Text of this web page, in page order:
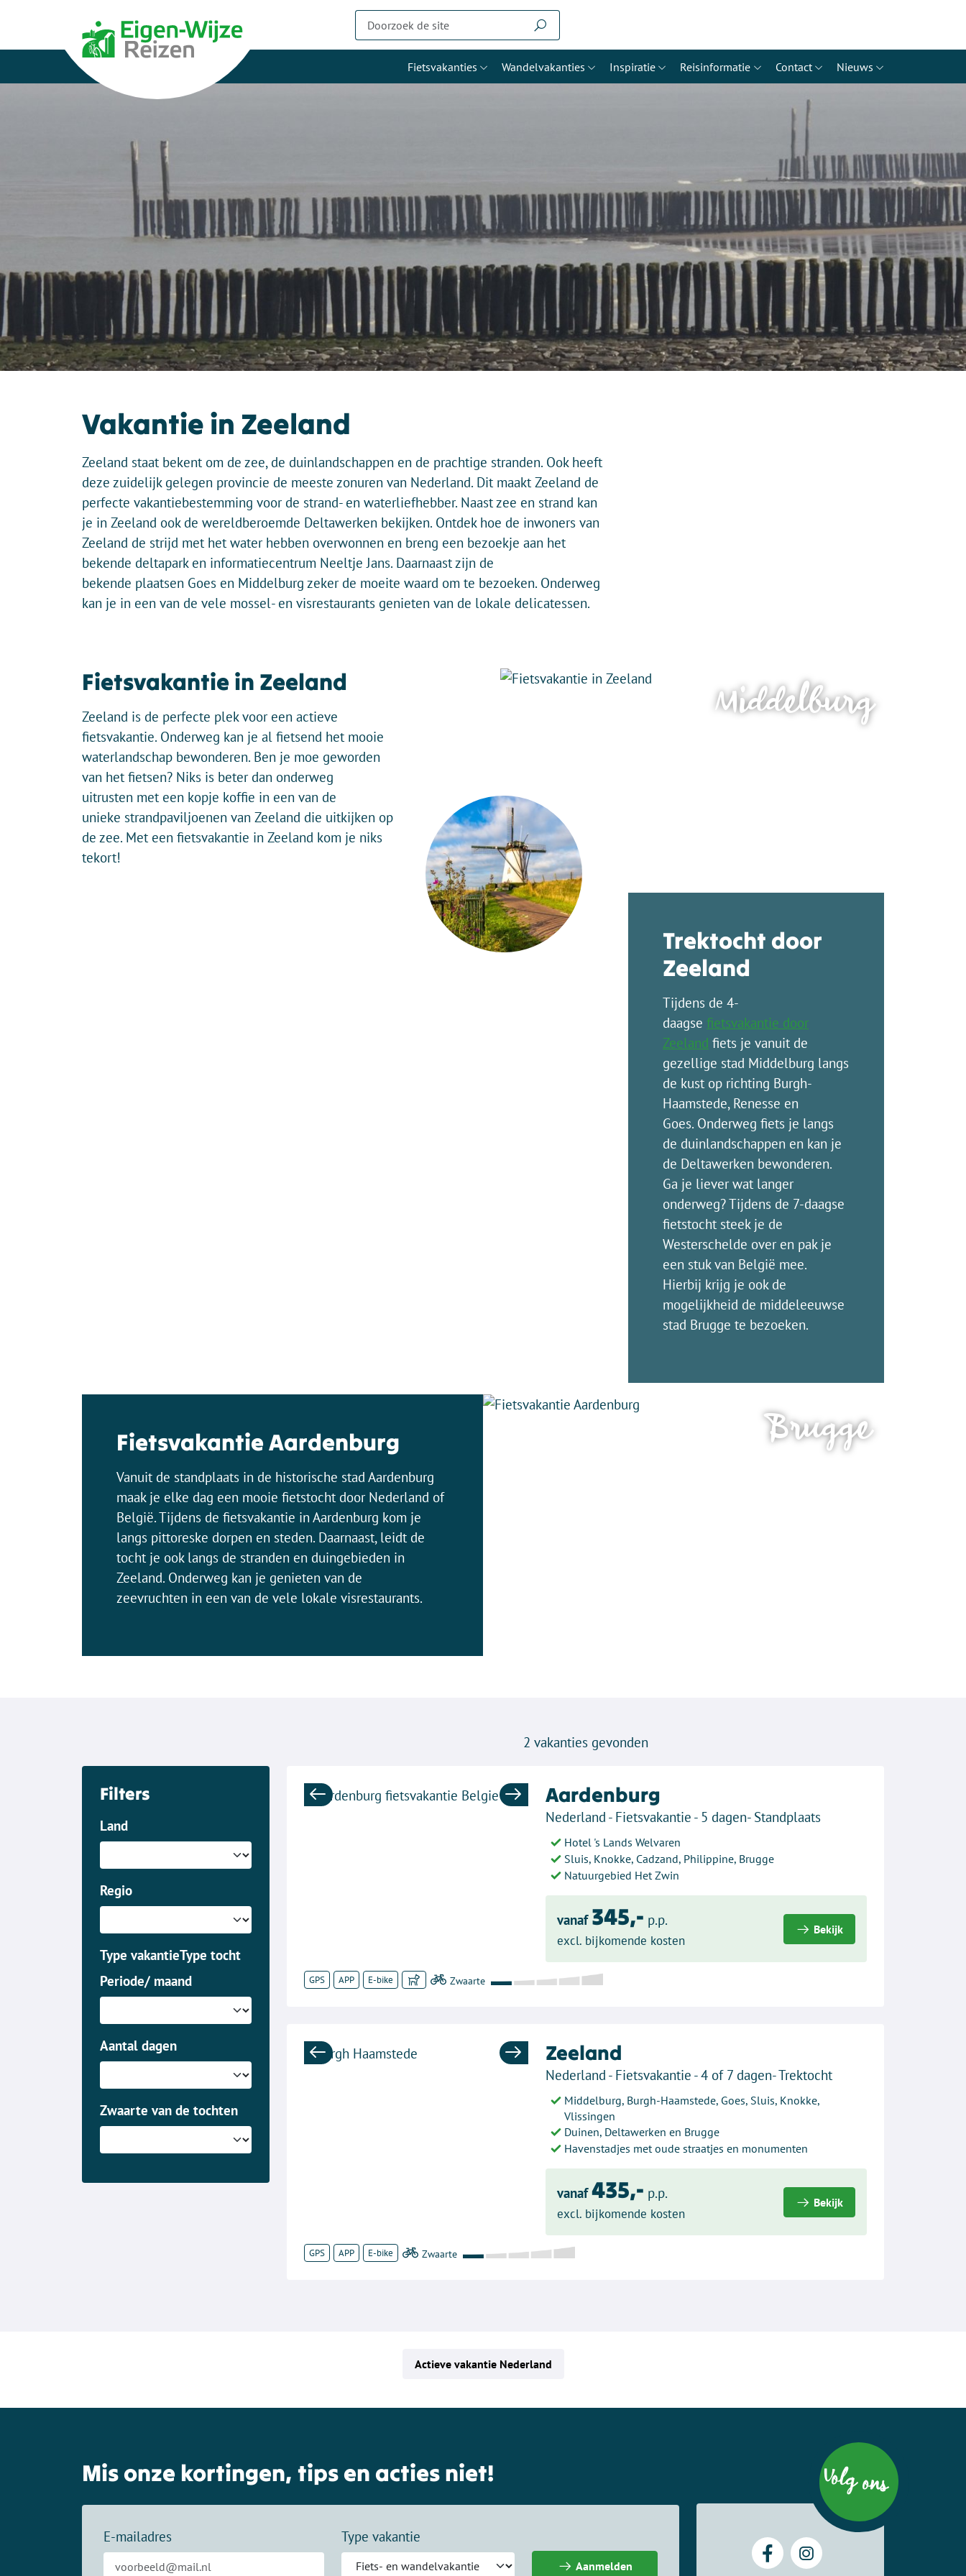
Fietsvakanties Wandelvakanties Inspiratie Reisinformatie Contact Nieuws
Vakantie in Zeeland
Zeeland staat bekent om de zee, de duinlandschappen en de prachtige stranden. Ook heeft
deze zuidelijk gelegen provincie de meeste zonuren van Nederland. Dit maakt Zeeland de
perfecte vakantiebestemming voor de strand- en waterliefhebber. Naast zee en strand kan
je in Zeeland ook de wereldberoemde Deltawerken bekijken. Ontdek hoe de inwoners van
Zeeland de strijd met het water hebben overwonnen en breng een bezoekje aan het
bekende deltapark en informatiecentrum Neeltje Jans. Daarnaast zijn de
bekende plaatsen Goes en Middelburg zeker de moeite waard om te bezoeken. Onderweg
kan je in een van de vele mossel- en visrestaurants genieten van de lokale delicatessen.
Fietsvakantie in Zeeland
Zeeland is de perfecte plek voor een actieve
fietsvakantie. Onderweg kan je al fietsend het mooie
waterlandschap bewonderen. Ben je moe geworden
van het fietsen? Niks is beter dan onderweg
uitrusten met een kopje koffie in een van de
unieke strandpaviljoenen van Zeeland die uitkijken op
de zee. Met een fietsvakantie in Zeeland kom je niks
tekort!
Middelburg
Trektocht door
Zeeland
Tijdens de 4-
daagse fietsvakantie door
Zeeland fiets je vanuit de
gezellige stad Middelburg langs
de kust op richting Burgh-
Haamstede, Renesse en
Goes. Onderweg fiets je langs
de duinlandschappen en kan je
de Deltawerken bewonderen.
Ga je liever wat langer
onderweg? Tijdens de 7-daagse
fietstocht steek je de
Westerschelde over en pak je
een stuk van België mee.
Hierbij krijg je ook de
mogelijkheid de middeleeuwse
stad Brugge te bezoeken.
Fietsvakantie Aardenburg
Vanuit de standplaats in de historische stad Aardenburg
maak je elke dag een mooie fietstocht door Nederland of
België. Tijdens de fietsvakantie in Aardenburg kom je
langs pittoreske dorpen en steden. Daarnaast, leidt de
tocht je ook langs de stranden en duingebieden in
Zeeland. Onderweg kan je genieten van de
zeevruchten in een van de vele lokale visrestaurants.
Brugge
2 vakanties gevonden
Filters
Land
Regio
Type vakantieType tocht
Periode/ maand
Aantal dagen
Zwaarte van de tochten
Previous Next Aardenburg
Nederland - Fietsvakantie - 5 dagen- Standplaats
Hotel 's Lands Welvaren
Sluis, Knokke, Cadzand, Philippine, Brugge
Natuurgebied Het Zwin
vanaf 345,- p.p.
excl. bijkomende kosten
Bekijk
GPS APP E-bike
Previous Next Zeeland
Nederland - Fietsvakantie - 4 of 7 dagen- Trektocht
Middelburg, Burgh-Haamstede, Goes, Sluis, Knokke,
Vlissingen
Duinen, Deltawerken en Brugge
Havenstadjes met oude straatjes en monumenten
vanaf 435,- p.p.
excl. bijkomende kosten
Bekijk
GPS APP E-bike
Actieve vakantie Nederland
Mis onze kortingen, tips en acties niet!
E-mailadres Type vakantie
Aanmelden
Volg ons